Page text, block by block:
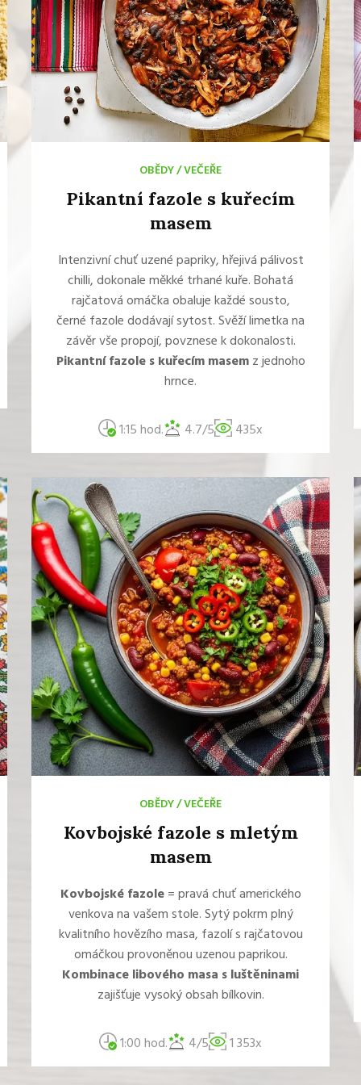
OBĚDY/VEČEŘE
Pikantní fazole s kuřecím
masem
Intenzivní chuť uzené papriky, hřejivá pálivost
chilli, dokonale měkké trhané kuře. Bohatá
rajčatová omáčka obaluje každé sousto,
černé fazole dodávají sytost. Svěží limetka na
závěr vše propojí, povznese k dokonalosti.
Pikantní fazole s kuřecím masemz jednoho
hrnce.
1:15 hod. 4.7/5 435x
OBĚDY/VEČEŘE
Kovbojské fazole s mletým
masem
Kovbojské fazole= pravá chuť amerického
venkova na vašem stole. Sytý pokrm plný
kvalitního hovězího masa, fazolí s rajčatovou
omáčkou provoněnou uzenou paprikou.
Kombinace libového masa s luštěninami
zajišťuje vysoký obsah bílkovin.
1:00 hod. 4/5 1 353x